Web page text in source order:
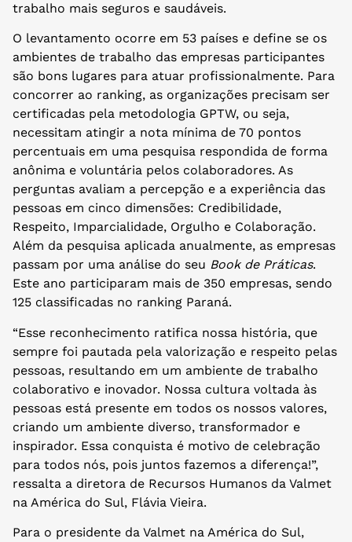
trabalho mais seguros e saudáveis.
O levantamento ocorre em 53 países e define se os
ambientes de trabalho das empresas participantes
são bons lugares para atuar profissionalmente. Para
concorrer ao ranking, as organizações precisam ser
certificadas pela metodologia GPTW, ou seja,
necessitam atingir a nota mínima de 70 pontos
percentuais em uma pesquisa respondida de forma
anônima e voluntária pelos colaboradores. As
perguntas avaliam a percepção e a experiência das
pessoas em cinco dimensões: Credibilidade,
Respeito, Imparcialidade, Orgulho e Colaboração.
Além da pesquisa aplicada anualmente, as empresas
passam por uma análise do seu Book de Práticas.
Este ano participaram mais de 350 empresas, sendo
125 classificadas no ranking Paraná.
“Esse reconhecimento ratifica nossa história, que
sempre foi pautada pela valorização e respeito pelas
pessoas, resultando em um ambiente de trabalho
colaborativo e inovador. Nossa cultura voltada às
pessoas está presente em todos os nossos valores,
criando um ambiente diverso, transformador e
inspirador. Essa conquista é motivo de celebração
para todos nós, pois juntos fazemos a diferença!”,
ressalta a diretora de Recursos Humanos da Valmet
na América do Sul, Flávia Vieira.
Para o presidente da Valmet na América do Sul,